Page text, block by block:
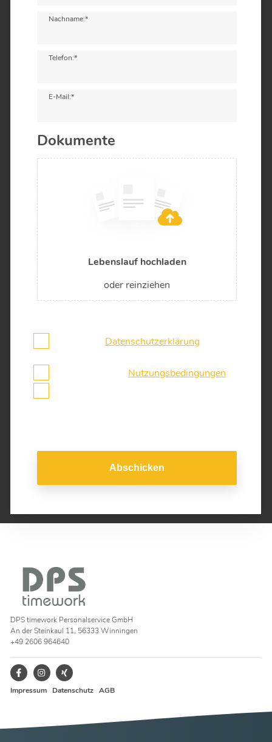
Nachname:*
Telefon:*
E-Mail:*
Dokumente
Lebenslauf hochladen
oder reinziehen
Datenschutzerklärung
Nutzungsbedingungen
Abschicken
DPS timework Personalservice GmbH
An der Steinkaul 11, 56333 Winningen
+49 2606 964640
Impressum Datenschutz AGB